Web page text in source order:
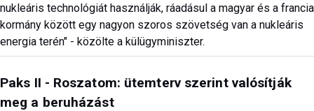
nukleáris technológiát használják, ráadásul a magyar és a francia
kormány között egy nagyon szoros szövetség van a nukleáris
energia terén" - közölte a külügyminiszter.
Paks II - Roszatom: ütemterv szerint valósítják
meg a beruházást